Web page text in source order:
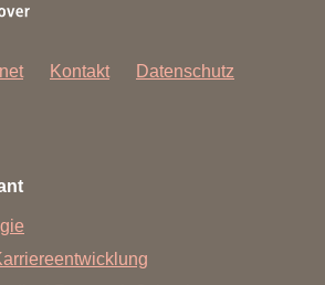
Kontakt
Datenschutz